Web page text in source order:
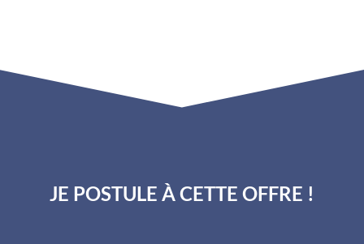
JE POSTULE À CETTE OFFRE !